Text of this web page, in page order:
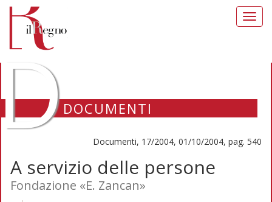
DOCUMENTI
Documenti, 17/2004, 01/10/2004, pag. 540
A servizio delle persone
Fondazione «E. Zancan»